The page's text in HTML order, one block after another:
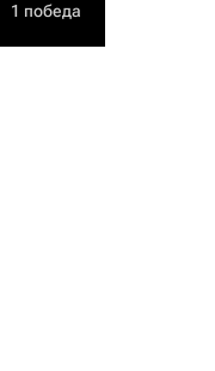
1 победа